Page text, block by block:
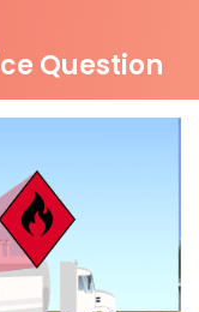
Question